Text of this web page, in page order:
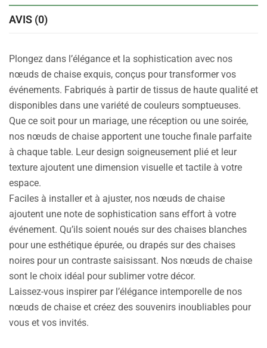
AVIS (0)
Plongez dans l’élégance et la sophistication avec nos
nœuds de chaise exquis, conçus pour transformer vos
événements. Fabriqués à partir de tissus de haute qualité et
disponibles dans une variété de couleurs somptueuses.
Que ce soit pour un mariage, une réception ou une soirée,
nos nœuds de chaise apportent une touche finale parfaite
à chaque table. Leur design soigneusement plié et leur
texture ajoutent une dimension visuelle et tactile à votre
espace.
Faciles à installer et à ajuster, nos nœuds de chaise
ajoutent une note de sophistication sans effort à votre
événement. Qu’ils soient noués sur des chaises blanches
pour une esthétique épurée, ou drapés sur des chaises
noires pour un contraste saisissant. Nos nœuds de chaise
sont le choix idéal pour sublimer votre décor.
Laissez-vous inspirer par l’élégance intemporelle de nos
nœuds de chaise et créez des souvenirs inoubliables pour
vous et vos invités.